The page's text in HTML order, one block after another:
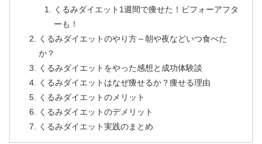
くるみダイエット1週間で痩せた！ビフォーアフタ
ーも！
くるみダイエットのやり方～朝や夜などいつ食べた
か？
くるみダイエットをやった感想と成功体験談
くるみダイエットはなぜ痩せるか？痩せる理由
くるみダイエットのメリット
くるみダイエットのデメリット
くるみダイエット実践のまとめ